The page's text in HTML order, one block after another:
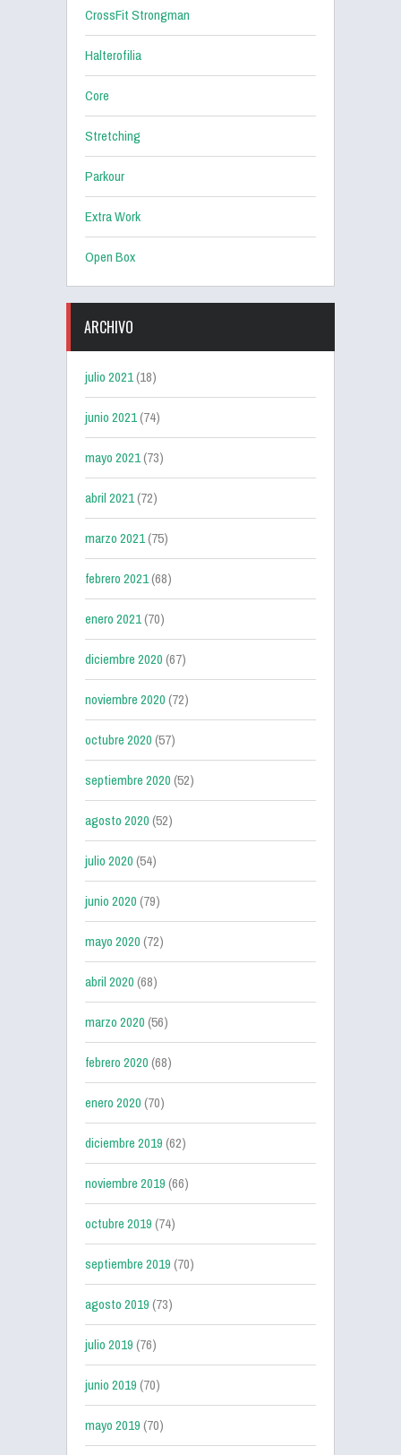
CrossFit Strongman
Halterofilia
Core
Stretching
Parkour
Extra Work
Open Box
ARCHIVO
julio 2021(18)
junio 2021(74)
mayo 2021(73)
abril 2021(72)
marzo 2021(75)
febrero 2021(68)
enero 2021(70)
diciembre 2020(67)
noviembre 2020(72)
octubre 2020(57)
septiembre 2020(52)
agosto 2020(52)
julio 2020(54)
junio 2020(79)
mayo 2020(72)
abril 2020(68)
marzo 2020(56)
febrero 2020(68)
enero 2020(70)
diciembre 2019(62)
noviembre 2019(66)
octubre 2019(74)
septiembre 2019(70)
agosto 2019(73)
julio 2019(76)
junio 2019(70)
mayo 2019(70)